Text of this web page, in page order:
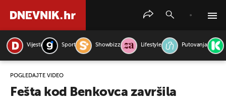
Vijesti Sport Showbizz Lifestyle Putovanja
POGLEDAJTE VIDEO
Fešta kod Benkovca završila
PRETRAŽITE VIJESTI